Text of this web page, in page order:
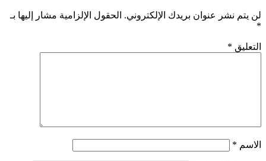
لن يتم نشر عنوان بريدك الإلكتروني. الحقول الإلزامية مشار إليها بـ
*
التعليق *
الاسم *